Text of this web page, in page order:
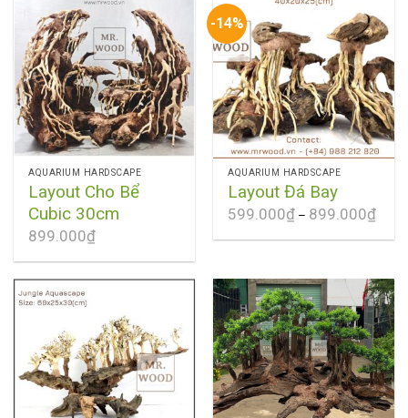
AQUARIUM HARDSCAPE
Layout Cho Bể
Cubic 30cm
899.000₫
-14%
AQUARIUM HARDSCAPE
Layout Đá Bay
599.000₫ – 899.000₫